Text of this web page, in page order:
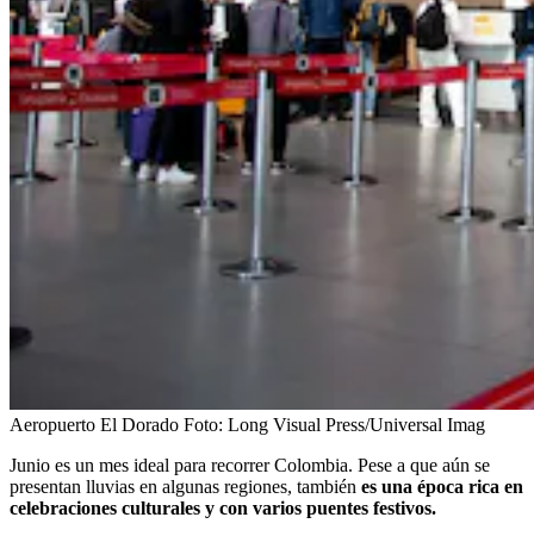
Aeropuerto El Dorado Foto: Long Visual Press/Universal Imag
Junio es un mes ideal para recorrer Colombia. Pese a que aún se
presentan lluvias en algunas regiones, también es una época rica en
celebraciones culturales y con varios puentes festivos.